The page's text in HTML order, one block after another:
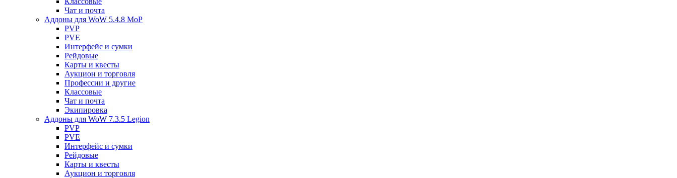
Чат и почта
Аддоны для WoW 5.4.8 MoP
PVP
PVE
Интерфейс и сумки
Рейдовые
Карты и квесты
Аукцион и торговля
Профессии и другие
Классовые
Чат и почта
Экипировка
Аддоны для WoW 7.3.5 Legion
PVP
PVE
Интерфейс и сумки
Рейдовые
Карты и квесты
Аукцион и торговля